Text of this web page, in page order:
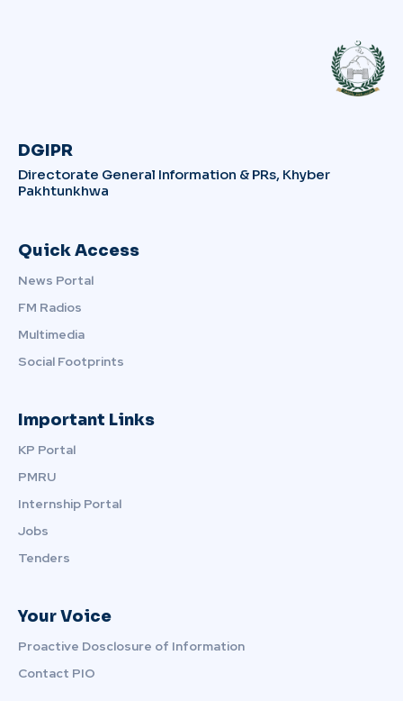
DGIPR
Directorate General Information & PRs, Khyber
Pakhtunkhwa
Quick Access
News Portal
FM Radios
Multimedia
Social Footprints
Important Links
KP Portal
PMRU
Internship Portal
Jobs
Tenders
Your Voice
Proactive Dosclosure of Information
Contact PIO